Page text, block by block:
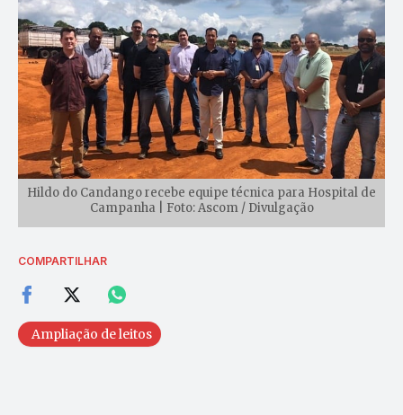
Hildo do Candango recebe equipe técnica para Hospital de
Campanha | Foto: Ascom / Divulgação
COMPARTILHAR
Ampliação de leitos